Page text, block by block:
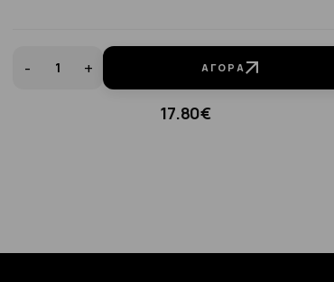
- + ΑΓΟΡΆ
17.80€